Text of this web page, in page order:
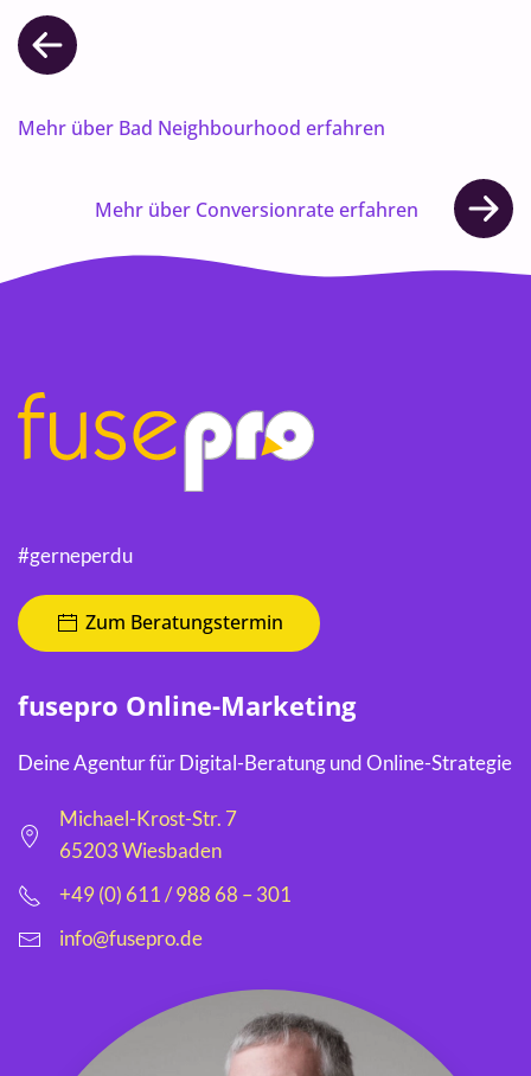
Mehr über Bad Neighbourhood erfahren
Mehr über Conversionrate erfahren
#gerneperdu
Zum Beratungstermin
fusepro Online-Marketing
Deine Agentur für Digital-Beratung und Online-Strategie
Michael-Krost-Str. 7
65203 Wiesbaden
+49 (0) 611 / 988 68 – 301
info@fusepro.de